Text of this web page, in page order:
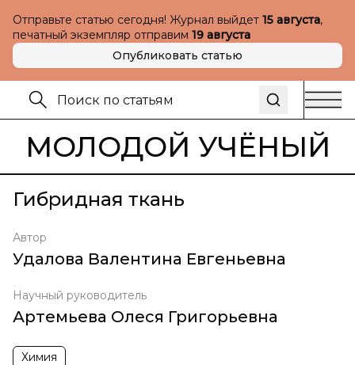
Отправьте статью сегодня! Журнал выйдет 15 августа,
печатный экземпляр отправим 19 августа
Опубликовать статью
МОЛОДОЙ УЧЁНЫЙ
Гибридная ткань
Автор
Удалова Валентина Евгеньевна
Научный руководитель
Артемьева Олеся Григорьевна
Химия